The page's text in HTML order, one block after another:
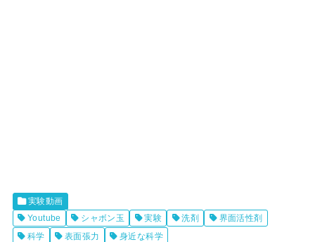
実験動画
Youtube
シャボン玉 実験 洗剤
界面活性剤
科学
表面張力 身近な科学